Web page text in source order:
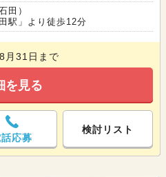
田）
駅」より徒歩12分
月31日まで
を見る
応募
検討リスト